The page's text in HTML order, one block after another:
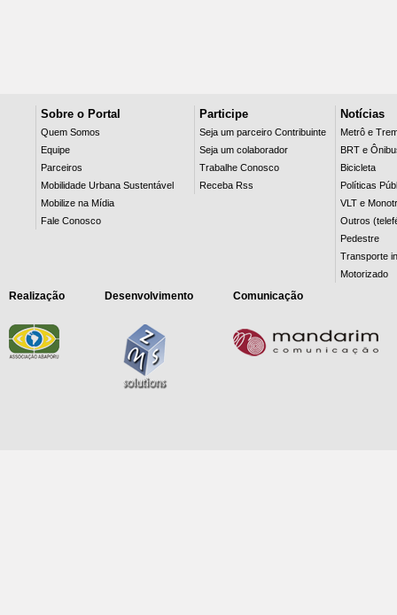
Sobre o Portal
Quem Somos
Equipe
Parceiros
Mobilidade Urbana Sustentável
Mobilize na Mídia
Fale Conosco
Participe
Seja um parceiro Contribuinte
Seja um colaborador
Trabalhe Conosco
Receba Rss
Notícias
Metrô e
BRT e
Bicicleta
Políticas
VLT e
Outros
Pedestre
Transporte
Motorizado
Realização Desenvolvimento Comunicação